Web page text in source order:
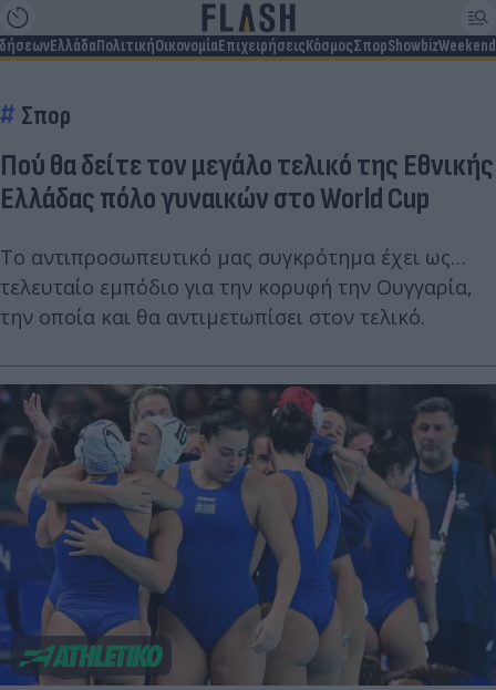
ΕλλάδαΠολιτικήΟικονομίαΕπιχειρήσειςΚόσμοςΣπορShowbizWeekend
Σπορ
Πού θα δείτε τον μεγάλο τελικό της Εθνικής
Ελλάδας πόλο γυναικών στο World Cup
Το αντιπροσωπευτικό μας συγκρότημα έχει ως…
τελευταίο εμπόδιο για την κορυφή την Ουγγαρία,
την οποία και θα αντιμετωπίσει στον τελικό.